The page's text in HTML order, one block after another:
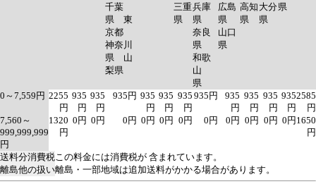
千葉
県 東
京都
神奈川
県 山
梨県
三重
県
兵庫
県
奈良
県
和歌
山
県
広島
県
山口
県
高知
県
大分
県
県
0～7,559円 2255
円
935
円
935
円
935円 935
円
935
円
935
円
935円
935
円
935
円
935
円
935
円
2585
円
7,560～
999,999,999
円
1320
円
0円 0円 0円 0円 0円 0円 0円 0円 0円 0円 0円1650
円
送料分消費税 この料金には消費税が 含まれています。
離島他の扱い離島・一部地域は追加送料がかかる場合があります。